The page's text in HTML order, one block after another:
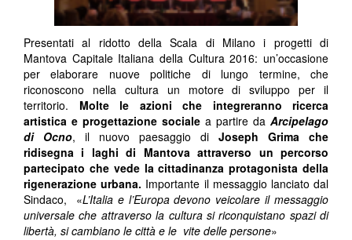
Presentati al ridotto della Scala di Milano i progetti di
Mantova Capitale Italiana della Cultura 2016: un’occasione
per elaborare nuove politiche di lungo termine, che
riconoscono nella cultura un motore di sviluppo per il
territorio. Molte le azioni che integreranno ricerca
artistica e progettazione sociale a partire da Arcipelago
di Ocno, il nuovo paesaggio di Joseph Grima che
ridisegna i laghi di Mantova attraverso un percorso
partecipato che vede la cittadinanza protagonista della
rigenerazione urbana. Importante il messaggio lanciato dal
Sindaco, «L’Italia e l’Europa devono veicolare il messaggio
universale che attraverso la cultura si riconquistano spazi di
libertà, si cambiano le città e le vite delle persone»